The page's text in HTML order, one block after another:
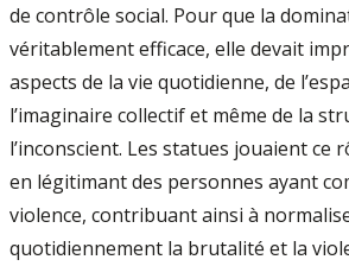
de contrôle social. Pour que la
véritablement efficace, elle devait
aspects de la vie quotidienne, de
l’imaginaire collectif et même de la
l’inconscient. Les statues jouaient ce
en légitimant des personnes ayant
violence, contribuant ainsi à
quotidiennement la brutalité et la